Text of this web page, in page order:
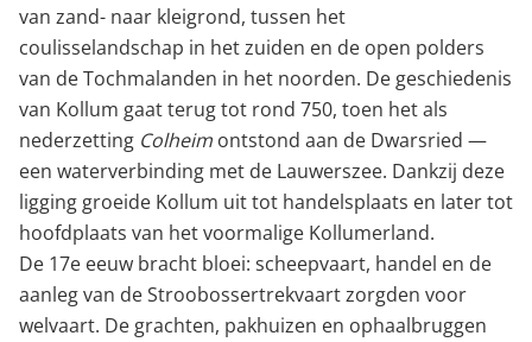
van zand- naar kleigrond, tussen het
coulisselandschap in het zuiden en de open polders
van de Tochmalanden in het noorden. De geschiedenis
van Kollum gaat terug tot rond 750, toen het als
nederzetting Colheim ontstond aan de Dwarsried —
een waterverbinding met de Lauwerszee. Dankzij deze
ligging groeide Kollum uit tot handelsplaats en later tot
hoofdplaats van het voormalige Kollumerland.
De 17e eeuw bracht bloei: scheepvaart, handel en de
aanleg van de Stroobossertrekvaart zorgden voor
welvaart. De grachten, pakhuizen en ophaalbruggen